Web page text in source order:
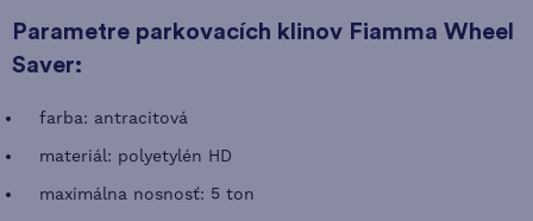
Parametre parkovacích klinov Fiamma Wheel
Saver:
farba: antracitová
materiál: polyetylén HD
maximálna nosnosť: 5 ton